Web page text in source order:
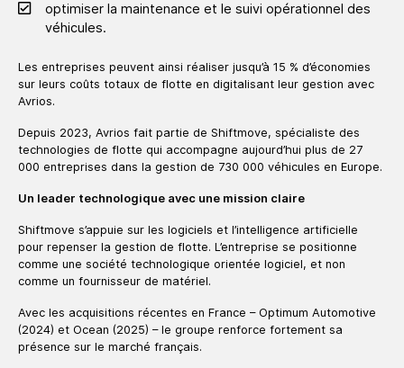
optimiser la maintenance et le suivi opérationnel des
véhicules.
Les entreprises peuvent ainsi réaliser jusqu’à 15 % d’économies
sur leurs coûts totaux de flotte en digitalisant leur gestion avec
Avrios.
Depuis 2023, Avrios fait partie de Shiftmove, spécialiste des
technologies de flotte qui accompagne aujourd’hui plus de 27
000 entreprises dans la gestion de 730 000 véhicules en Europe.
Un leader technologique avec une mission claire
Shiftmove s’appuie sur les logiciels et l’intelligence artificielle
pour repenser la gestion de flotte. L’entreprise se positionne
comme une société technologique orientée logiciel, et non
comme un fournisseur de matériel.
Avec les acquisitions récentes en France – Optimum Automotive
(2024) et Ocean (2025) – le groupe renforce fortement sa
présence sur le marché français.